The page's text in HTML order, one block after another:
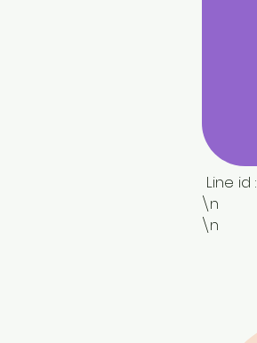
Line id :
\n
\n